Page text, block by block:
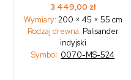
3.449,00 zł
Wymiary: 200 × 45 × 55 cm
Rodzaj drewna: Palisander
indyjski
Symbol: 0070-MS-524